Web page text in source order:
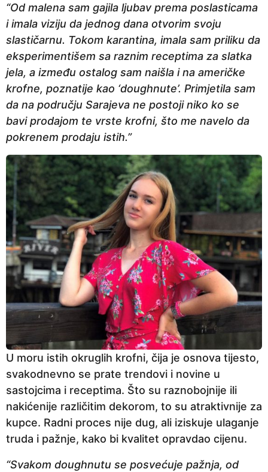
“Od malena sam gajila ljubav prema poslasticama
i imala viziju da jednog dana otvorim svoju
slastičarnu. Tokom karantina, imala sam priliku da
eksperimentišem sa raznim receptima za slatka
jela, a između ostalog sam naišla i na američke
krofne, poznatije kao ‘doughnute’. Primjetila sam
da na području Sarajeva ne postoji niko ko se
bavi prodajom te vrste krofni, što me navelo da
pokrenem prodaju istih.”
U moru istih okruglih krofni, čija je osnova tijesto,
svakodnevno se prate trendovi i novine u
sastojcima i receptima. Što su raznobojnije ili
nakićenije različitim dekorom, to su atraktivnije za
kupce. Radni proces nije dug, ali iziskuje ulaganje
truda i pažnje, kako bi kvalitet opravdao cijenu.
“Svakom doughnutu se posvećuje pažnja, od